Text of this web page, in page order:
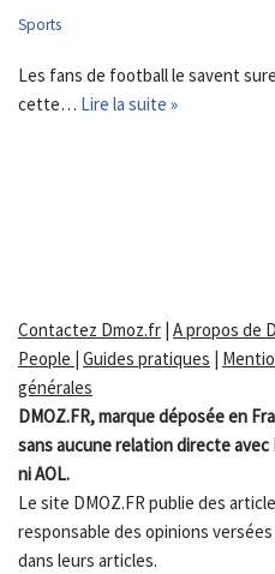
Sports
Les fans de football le savent
cette… Lire la suite »
Contactez Dmoz.fr | A propos de
People | Guides pratiques |
générales
DMOZ.FR, marque déposée en
sans aucune relation directe avec
ni AOL.
Le site DMOZ.FR publie des
responsable des opinions
dans leurs articles.